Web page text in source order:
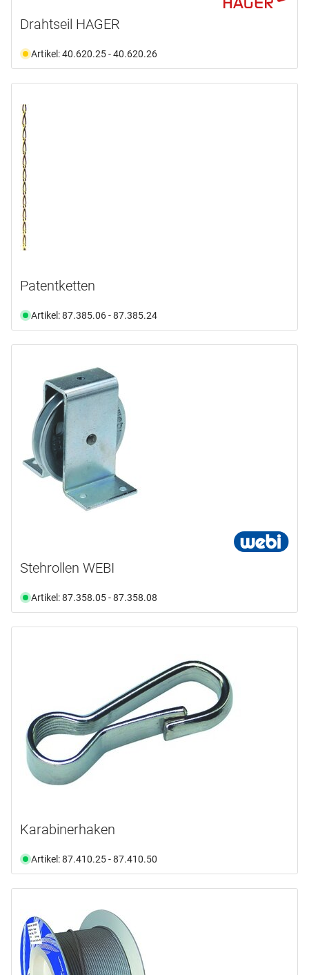
Drahtseil HAGER
Artikel: 40.620.25 - 40.620.26
Patentketten
Artikel: 87.385.06 - 87.385.24
Stehrollen WEBI
Artikel: 87.358.05 - 87.358.08
Karabinerhaken
Artikel: 87.410.25 - 87.410.50